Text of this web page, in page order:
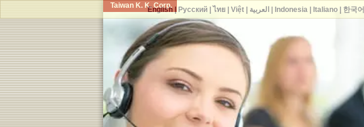
Taiwan K. K. Corp.
English| Русский| ไทย| Việt| العربية Indonesia| Italiano| 한국어